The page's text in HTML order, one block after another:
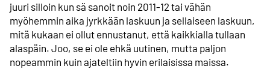
juuri silloin kun sä sanoit noin 2011-12 tai vähän
myöhemmin aika jyrkkään laskuun ja sellaiseen laskuun,
mitä kukaan ei ollut ennustanut, että kaikkialla tullaan
alaspäin. Joo, se ei ole ehkä uutinen, mutta paljon
nopeammin kuin ajateltiin hyvin erilaisissa maissa.